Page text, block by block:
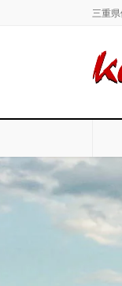
移
ン
移
三重